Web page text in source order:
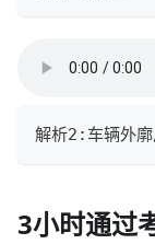
解析2:车辆外廓
3小时通过